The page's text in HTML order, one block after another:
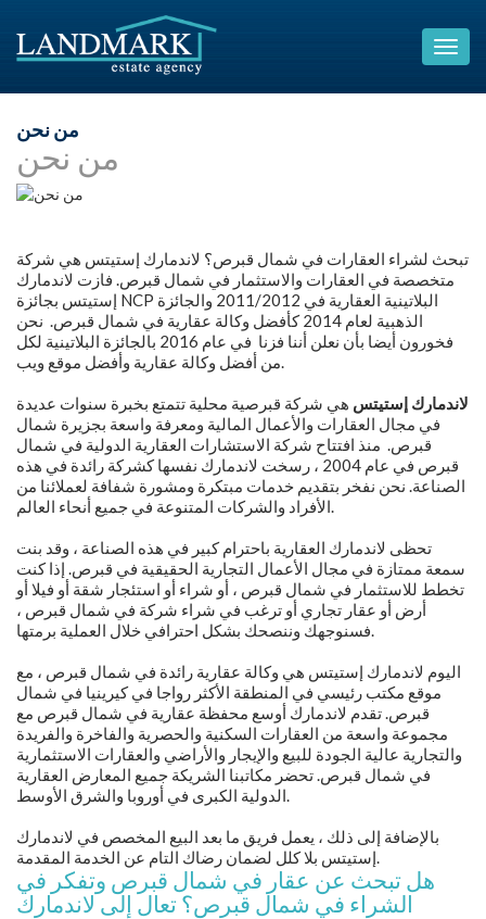
من نحن
من نحن
تبحث لشراء العقارات في شمال قبرص؟ لاندمارك إستيتس هي شركة
متخصصة في العقارات والاستثمار في شمال قبرص. فازت لاندمارك
إستيتس بجائزة NCP البلاتينية العقارية في 2011/2012 والجائزة
الذهبية لعام 2014 كأفضل وكالة عقارية في شمال قبرص. نحن
فخورون أيضا بأن نعلن أننا فزنا في عام 2016 بالجائزة البلاتينية لكل
من أفضل وكالة عقارية وأفضل موقع ويب.
لاندمارك إستيتس هي شركة قبرصية محلية تتمتع بخبرة سنوات عديدة
في مجال العقارات والأعمال المالية ومعرفة واسعة بجزيرة شمال
قبرص. منذ افتتاح شركة الاستشارات العقارية الدولية في شمال
قبرص في عام 2004 ، رسخت لاندمارك نفسها كشركة رائدة في هذه
الصناعة. نحن نفخر بتقديم خدمات مبتكرة ومشورة شفافة لعملائنا من
الأفراد والشركات المتنوعة في جميع أنحاء العالم.
تحظى لاندمارك العقارية باحترام كبير في هذه الصناعة ، وقد بنت
سمعة ممتازة في مجال الأعمال التجارية الحقيقية في قبرص. إذا كنت
تخطط للاستثمار في شمال قبرص ، أو شراء أو استئجار شقة أو فيلا أو
أرض أو عقار تجاري أو ترغب في شراء شركة في شمال قبرص ،
فسنوجهك وننصحك بشكل احترافي خلال العملية برمتها.
اليوم لاندمارك إستيتس هي وكالة عقارية رائدة في شمال قبرص ، مع
موقع مكتب رئيسي في المنطقة الأكثر رواجا في كيرينيا في شمال
قبرص. تقدم لاندمارك أوسع محفظة عقارية في شمال قبرص مع
مجموعة واسعة من العقارات السكنية والحصرية والفاخرة والفريدة
والتجارية عالية الجودة للبيع والإيجار والأراضي والعقارات الاستثمارية
في شمال قبرص. تحضر مكاتبنا الشريكة جميع المعارض العقارية
الدولية الكبرى في أوروبا والشرق الأوسط.
بالإضافة إلى ذلك ، يعمل فريق ما بعد البيع المخصص في لاندمارك
إستيتس بلا كلل لضمان رضاك التام عن الخدمة المقدمة.
هل تبحث عن عقار في شمال قبرص وتفكر في
الشراء في شمال قبرص؟ تعال إلى لاندمارك